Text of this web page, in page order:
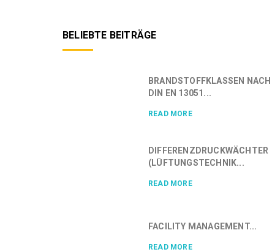
BELIEBTE BEITRÄGE
BRANDSTOFFKLASSEN NACH
DIN EN 13051...
READ MORE
DIFFERENZDRUCKWÄCHTER
(LÜFTUNGSTECHNIK...
READ MORE
FACILITY MANAGEMENT...
READ MORE